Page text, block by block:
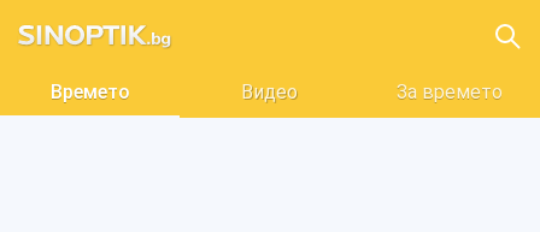
Времето Видео За времето